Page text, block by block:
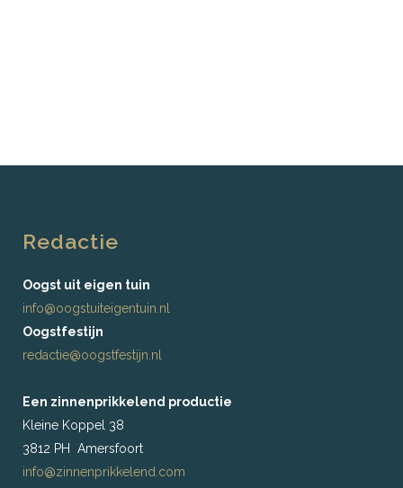
Redactie
Oogst uit eigen tuin
info@oogstuiteigentuin.nl
Oogstfestijn
redactie@oogstfestijn.nl
Een zinnenprikkelend productie
Kleine Koppel 38
3812 PH Amersfoort
info@zinnenprikkelend.com